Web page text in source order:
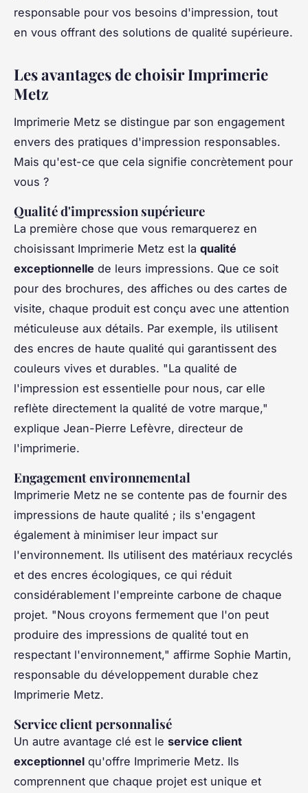
responsable pour vos besoins d'impression, tout
en vous offrant des solutions de qualité supérieure.
Les avantages de choisir Imprimerie
Metz
Imprimerie Metz se distingue par son engagement
envers des pratiques d'impression responsables.
Mais qu'est-ce que cela signifie concrètement pour
vous ?
Qualité d'impression supérieure
La première chose que vous remarquerez en
choisissant Imprimerie Metz est la qualité
exceptionnelle de leurs impressions. Que ce soit
pour des brochures, des affiches ou des cartes de
visite, chaque produit est conçu avec une attention
méticuleuse aux détails. Par exemple, ils utilisent
des encres de haute qualité qui garantissent des
couleurs vives et durables. "La qualité de
l'impression est essentielle pour nous, car elle
reflète directement la qualité de votre marque,"
explique Jean-Pierre Lefèvre, directeur de
l'imprimerie.
Engagement environnemental
Imprimerie Metz ne se contente pas de fournir des
impressions de haute qualité ; ils s'engagent
également à minimiser leur impact sur
l'environnement. Ils utilisent des matériaux recyclés
et des encres écologiques, ce qui réduit
considérablement l'empreinte carbone de chaque
projet. "Nous croyons fermement que l'on peut
produire des impressions de qualité tout en
respectant l'environnement," affirme Sophie Martin,
responsable du développement durable chez
Imprimerie Metz.
Service client personnalisé
Un autre avantage clé est le service client
exceptionnel qu'offre Imprimerie Metz. Ils
comprennent que chaque projet est unique et